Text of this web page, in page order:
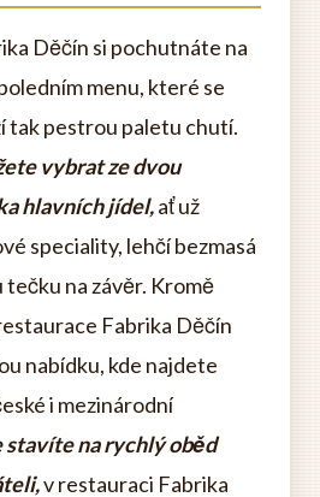
Děčín si pochutnáte na
menu, které se
tak pestrou paletu chutí.
vybrat ze dvou
hlavních jídel,ať už
speciality, lehčí bezmasá
tečku na závěr. Kromě
Fabrika Děčín
nabídku, kde najdete
i mezinárodní
stavíte na rychlý oběd
v restauraci Fabrika